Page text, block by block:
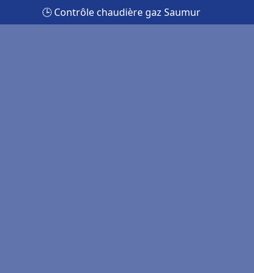
🕒 Contrôle chaudière gaz Saumur